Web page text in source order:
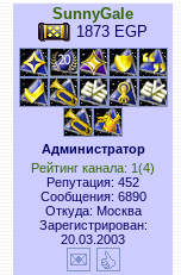
SunnyGale
1873 EGP
Администратор
Рейтинг канала: 1(4)
Репутация: 452
Сообщения: 6890
Откуда: Москва
Зарегистрирован:
20.03.2003